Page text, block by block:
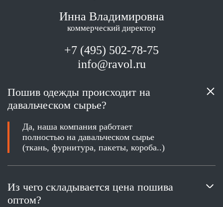
Инна Владимировна
коммерческий директор
+7 (495) 502-78-75
info@ravol.ru
Пошив одежды происходит на
давальческом сырье?
Да, наша компания работает
полностью на давальческом сырье
(ткань, фурнитура, пакеты, короба..)
Из чего складывается цена пошива
оптом?